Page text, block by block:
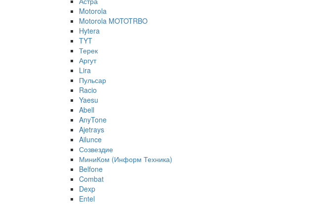
Motorola
Motorola MOTOTRBO
Hytera
TYT
Терек
Аргут
Lira
Пульсар
Racio
Yaesu
Abell
AnyTone
Ajetrays
Ailunce
Созвездие
МиниКом (Информ Техника)
Belfone
Combat
Dexp
Entel